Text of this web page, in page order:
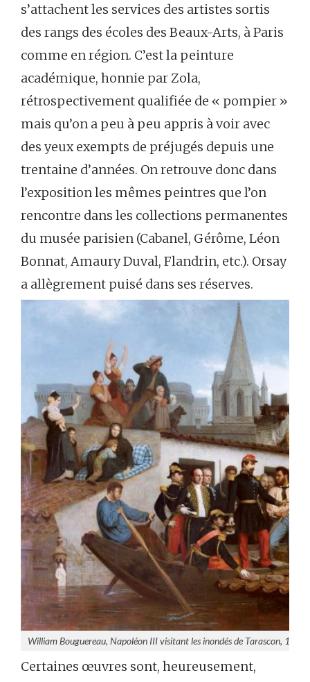
s’attachent les services des artistes sortis
des rangs des écoles des Beaux-Arts, à Paris
comme en région. C’est la peinture
académique, honnie par Zola,
rétrospectivement qualifiée de « pompier »
mais qu’on a peu à peu appris à voir avec
des yeux exempts de préjugés depuis une
trentaine d’années. On retrouve donc dans
l’exposition les mêmes peintres que l’on
rencontre dans les collections permanentes
du musée parisien (Cabanel, Gérôme, Léon
Bonnat, Amaury Duval, Flandrin, etc.). Orsay
a allègrement puisé dans ses réserves.
William Bouguereau, Napoléon III visitant les inondés de Tarascon,
Certaines œuvres sont, heureusement,